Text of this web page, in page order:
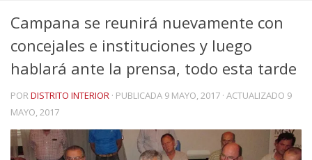
Campana se reunirá nuevamente con
concejales e instituciones y luego
hablará ante la prensa, todo esta tarde
PORDISTRITO INTERIOR · PUBLICADA 9 MAYO, 2017 · ACTUALIZADO 9
MAYO, 2017